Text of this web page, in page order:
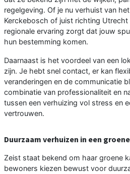
regelgeving. Of je nu verhuist van
Kerckebosch of juist richting
regionale ervaring zorgt dat jouw
hun bestemming komen.
Daarnaast is het voordeel van een
zijn. Je hebt snel contact, er kan
veranderingen en de communicatie
combinatie van professionaliteit en
tussen een verhuizing vol stress en
vertrouwen.
Duurzaam verhuizen in een
Zeist staat bekend om haar groene
bewoners kiezen bewust voor